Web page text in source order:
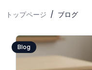
トップページ / ブログ
Blog